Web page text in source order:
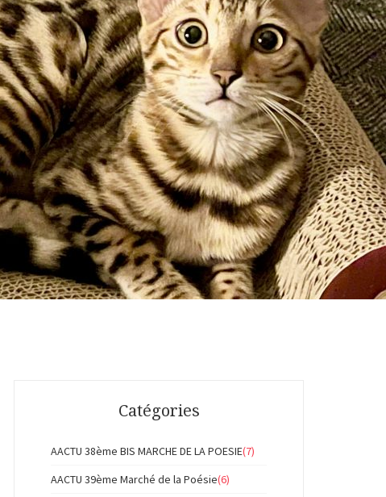
Catégories
AACTU 38ème BIS MARCHE DE LA POESIE(7)
AACTU 39ème Marché de la Poésie(6)